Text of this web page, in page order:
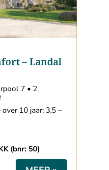
–Landal
7 • 2
10 jaar: 3,5 –
(bnr: 50)